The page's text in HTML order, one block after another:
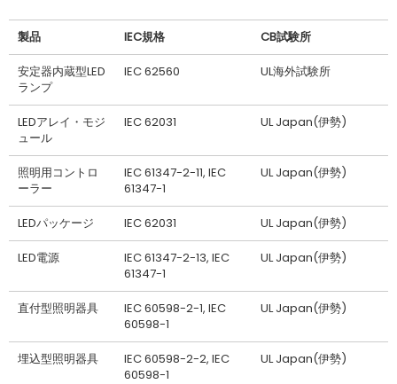
製品 IEC規格 CB試験所
安定器内蔵型LED
ランプ
IEC 62560 UL海外試験所
LEDアレイ・モジ
ュール
IEC 62031 UL Japan(伊勢)
照明用コントロ
ーラー
IEC 61347-2-11, IEC
61347-1
UL Japan(伊勢)
LEDパッケージ IEC 62031 UL Japan(伊勢)
LED電源
IEC 61347-2-13, IEC
61347-1
UL Japan(伊勢)
直付型照明器具
IEC 60598-2-1, IEC
60598-1
UL Japan(伊勢)
埋込型照明器具
IEC 60598-2-2, IEC
60598-1
UL Japan(伊勢)